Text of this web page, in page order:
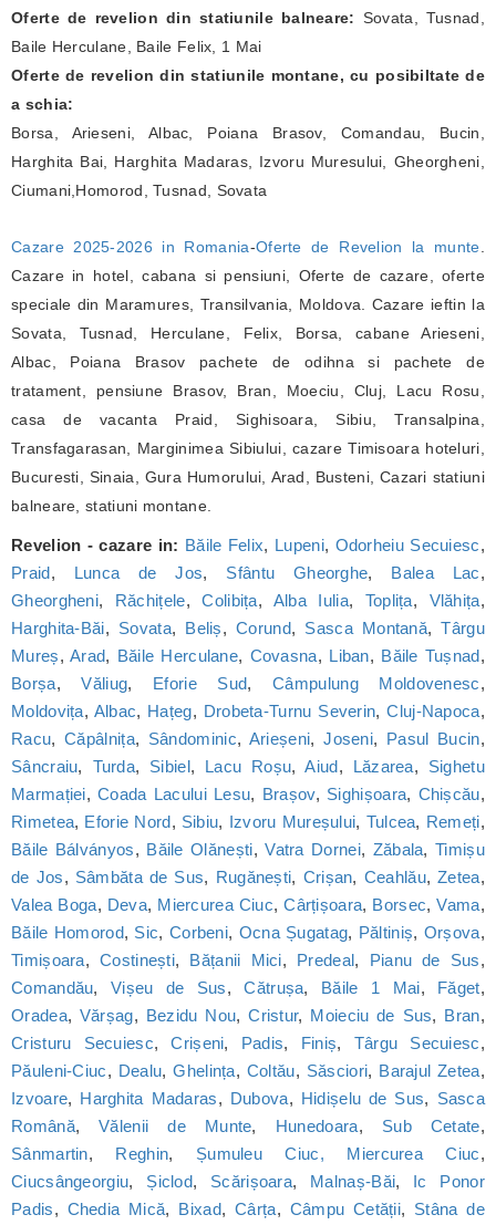
Oferte de revelion din statiunile balneare: Sovata, Tusnad,
Baile Herculane, Baile Felix, 1 Mai
Oferte de revelion din statiunile montane, cu posibiltate de
a schia:
Borsa, Arieseni, Albac, Poiana Brasov, Comandau, Bucin,
Harghita Bai, Harghita Madaras, Izvoru Muresului, Gheorgheni,
Ciumani,Homorod, Tusnad, Sovata
Cazare 2025-2026 in Romania-Oferte de Revelion la munte
Cazare in hotel, cabana si pensiuni, Oferte de cazare, oferte
speciale din Maramures, Transilvania, Moldova. Cazare ieftin la
Sovata, Tusnad, Herculane, Felix, Borsa, cabane Arieseni,
Albac, Poiana Brasov pachete de odihna si pachete de
tratament, pensiune Brasov, Bran, Moeciu, Cluj, Lacu Rosu,
casa de vacanta Praid, Sighisoara, Sibiu, Transalpina,
Transfagarasan, Marginimea Sibiului, cazare Timisoara hoteluri,
Bucuresti, Sinaia, Gura Humorului, Arad, Busteni, Cazari statiuni
balneare, statiuni montane.
Revelion - cazare in: Băile Felix, Lupeni, Odorheiu Secuiesc,
Praid, Lunca de Jos, Sfântu Gheorghe, Balea Lac,
Gheorgheni, Răchițele,Colibița, Alba Iulia, Toplița, Vlăhița,
Harghita-Băi, Sovata, Beliș,Corund, Sasca Montană,Târgu
Mureș, Arad, Băile Herculane, Covasna, Liban, Băile Tușnad,
Borșa,Văliug, Eforie Sud,Câmpulung Moldovenesc,
Moldovița, Albac, Hațeg, Drobeta-Turnu Severin,Cluj-Napoca,
Racu,Căpâlnița, Sândominic, Arieșeni,Joseni, Pasul Bucin,
Sâncraiu, Turda, Sibiel, Lacu Roșu,Aiud, Lăzarea, Sighetu
Marmației,Coada Lacului Lesu, Brașov, Sighișoara, Chișcău,
Rimetea, Eforie Nord, Sibiu, Izvoru Mureșului, Tulcea, Remeți,
Băile Bálványos, Băile Olănești,Vatra Dornei, Zăbala,Timișu
de Jos, Sâmbăta de Sus, Rugănești, Crișan, Ceahlău,Zetea,
Valea Boga, Deva, Miercurea Ciuc,Cârțișoara, Borsec,Vama,
Băile Homorod, Sic, Corbeni, Ocna Șugatag, Păltiniș, Orșova,
Timișoara,Costinești, Bățanii Mici, Predeal, Pianu de Sus,
Comandău,Vișeu de Sus,Cătrușa, Băile 1 Mai, Făget,
Oradea, Vărșag, Bezidu Nou,Cristur, Moieciu de Sus, Bran,
Cristuru Secuiesc,Crișeni, Padis, Finiș, Târgu Secuiesc,
Păuleni-Ciuc, Dealu,Ghelința, Coltău, Săsciori, Barajul Zetea,
Izvoare, Harghita Madaras, Dubova, Hidișelu de Sus, Sasca
Română,Vălenii de Munte, Hunedoara, Sub Cetate,
Sânmartin, Reghin, Șumuleu Ciuc, Miercurea Ciuc,
Ciucsângeorgiu, Șiclod, Scărișoara, Malnaș-Băi, Ic Ponor
Padis, Chedia Mică, Bixad,Cârța, Câmpu Cetății, Stâna de